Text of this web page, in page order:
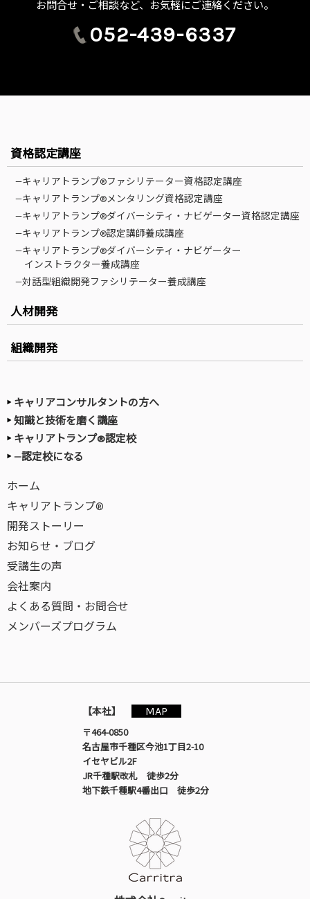
お問合せ・ご相談など、お気軽にご連絡ください。
052-439-6337
資格認定講座
—キャリアトランプ®ファシリテーター資格認定講座
—キャリアトランプ®メンタリング資格認定講座
—キャリアトランプ®ダイバーシティ・ナビゲーター資格認定講座
—キャリアトランプ®認定講師養成講座
—キャリアトランプ®ダイバーシティ・ナビゲーター
インストラクター養成講座
—対話型組織開発ファシリテーター養成講座
人材開発
組織開発
キャリアコンサルタントの方へ
知識と技術を磨く講座
キャリアトランプ®認定校
—認定校になる
ホーム
キャリアトランプ®
開発ストーリー
お知らせ・ブログ
受講生の声
会社案内
よくある質問・お問合せ
メンバーズプログラム
【本社】
MAP
〒464-0850
名古屋市千種区今池1丁目2-10
イセヤビル2F
JR千種駅改札 徒歩2分
地下鉄千種駅4番出口 徒歩2分